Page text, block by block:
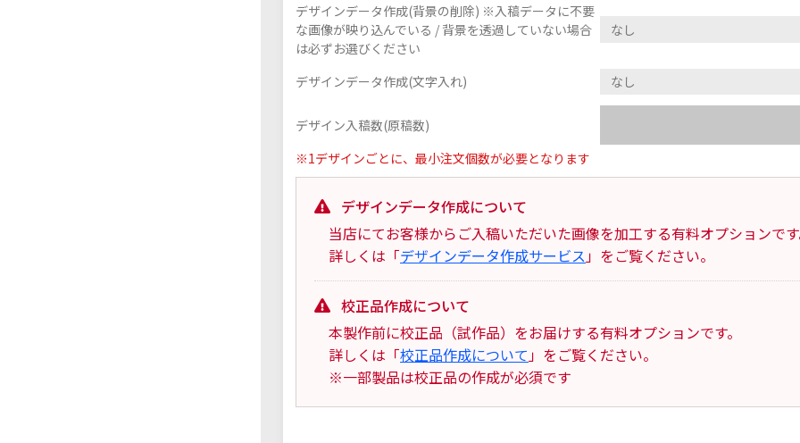
デザインデータ作成(背景の削除) ※入稿データに不要
な画像が映り込んでいる / 背景を透過していない場合
は必ずお選びください
デザインデータ作成(文字入れ)
デザイン入稿数(原稿数)
※1デザインごとに、最小注文個数が必要となります
デザインデータ作成について
当店にてお客様からご入稿いただいた画像を加工する有料オプションで
詳しくは「デザインデータ作成サービス」をご覧ください。
校正品作成について
本製作前に校正品（試作品）をお届けする有料オプションです。
詳しくは「校正品作成について」をご覧ください。
※一部製品は校正品の作成が必須です